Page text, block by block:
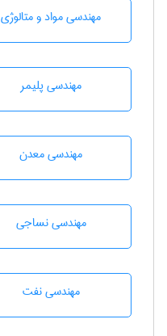
مهندسی مواد و متالوژی
مهندسی پليمر
مهندسی معدن
مهندسي نساجی
مهندسی نفت